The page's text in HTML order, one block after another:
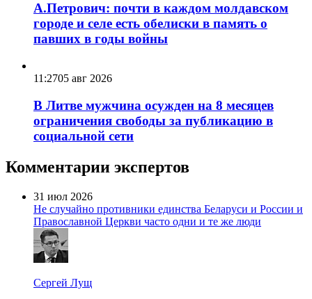
А.Петрович: почти в каждом молдавском
городе и селе есть обелиски в память о
павших в годы войны
11:2705 авг 2026
В Литве мужчина осужден на 8 месяцев
ограничения свободы за публикацию в
социальной сети
Комментарии экспертов
31 июл 2026
Не случайно противники единства Беларуси и России и
Православной Церкви часто одни и те же люди
Сергей Лущ